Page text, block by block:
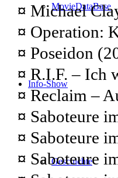
MovieDataBase
Info-Show
Geschichte
¤ Michael
¤ Operation:
¤ Poseidon
¤ R.I.F. – Ich
¤ Reclaim –
¤ Saboteure
¤ Saboteure
¤ Saboteure